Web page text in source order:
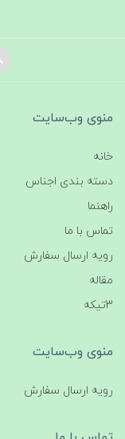
منوی وب‌سایت
خانه
دسته بندی اجناس
راهنما
تماس با ما
رویه ارسال سفارش
مقاله
3تیکه
منوی وب‌سایت
رویه ارسال سفارش